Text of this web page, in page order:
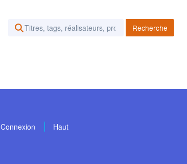
Rechercher des vidéos ou des podcastsRecherche
Connexion Haut